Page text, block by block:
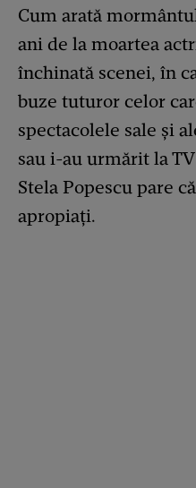
Cum arată
ani de la moartea
închinată scenei, în
buze tuturor celor
spectacolele sale și
sau i-au urmărit la
Stela Popescu pare
apropiați.